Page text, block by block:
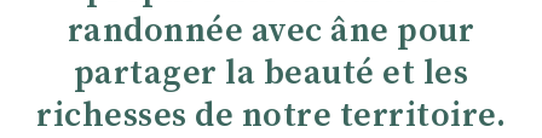
randonnée avec âne pour
partager la beauté et les
richesses de notre territoire.